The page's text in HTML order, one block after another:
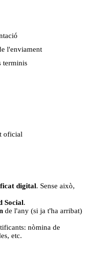
l'enviament
terminis
oficial
digital. Sense això,
Social.
de l'any (si ja t'ha arribat)
nòmina de
etc.